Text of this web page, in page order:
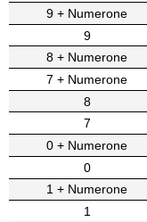
9 + Numerone
9
8 + Numerone
7 + Numerone
8
7
0 + Numerone
0
1 + Numerone
1